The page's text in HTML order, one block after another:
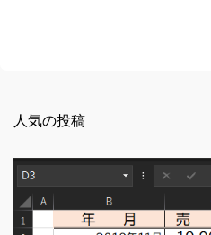
人気の投稿